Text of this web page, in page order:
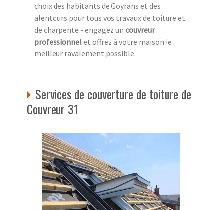
choix des habitants de Goyrans et des
alentours pour tous vos travaux de toiture et
de charpente - engagez un couvreur
professionnelet offrez à votre maison le
meilleur ravalement possible.
Services de couverture de toiture de
Couvreur 31